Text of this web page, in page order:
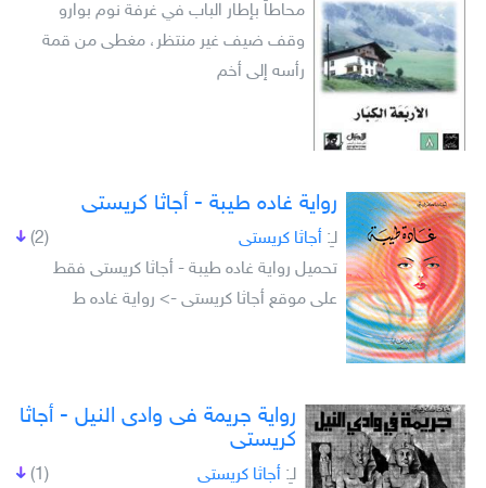
محاطاً بإطار الباب في غرفة نوم بوارو
وقف ضيف غير منتظر، مغطى من قمة
رأسه إلى أخم
رواية غاده طيبة - أجاثا كريستى
(2) لـِ: أجاثا كريستى
تحميل رواية غاده طيبة - أجاثا كريستى فقط
على موقع أجاثا كريستى -> رواية غاده ط
رواية جريمة فى وادى النيل - أجاثا
كريستى
(1) لـِ: أجاثا كريستى